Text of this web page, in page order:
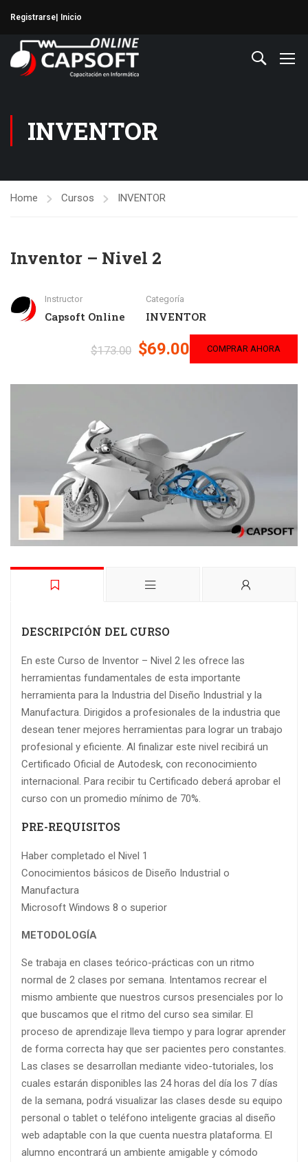
Registrarse | Inicio
INVENTOR
Home Cursos INVENTOR
Inventor – Nivel 2
Instructor
Capsoft Online
Categoría
INVENTOR
$173.00 $69.00 COMPRAR AHORA
DESCRIPCIÓN DEL CURSO
En este Curso de Inventor – Nivel 2 les ofrece las
herramientas fundamentales de esta importante
herramienta para la Industria del Diseño Industrial y la
Manufactura. Dirigidos a profesionales de la industria que
desean tener mejores herramientas para lograr un trabajo
profesional y eficiente. Al finalizar este nivel recibirá un
Certificado Oficial de Autodesk, con reconocimiento
internacional. Para recibir tu Certificado deberá aprobar el
curso con un promedio mínimo de 70%.
PRE-REQUISITOS
Haber completado el Nivel 1
Conocimientos básicos de Diseño Industrial o
Manufactura
Microsoft Windows 8 o superior
METODOLOGÍA
Se trabaja en clases teórico-prácticas con un ritmo
normal de 2 clases por semana. Intentamos recrear el
mismo ambiente que nuestros cursos presenciales por lo
que buscamos que el ritmo del curso sea similar. El
proceso de aprendizaje lleva tiempo y para lograr aprender
de forma correcta hay que ser pacientes pero constantes.
Las clases se desarrollan mediante video-tutoriales, los
cuales estarán disponibles las 24 horas del día los 7 días
de la semana, podrá visualizar las clases desde su equipo
personal o tablet o teléfono inteligente gracias al diseño
web adaptable con la que cuenta nuestra plataforma. El
alumno encontrará un ambiente amigable y cómodo